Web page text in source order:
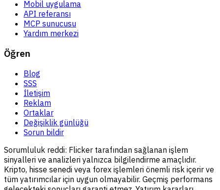
Mobil uygulama
API referansı
MCP sunucusu
Yardım merkezi
Öğren
Blog
SSS
İletişim
Reklam
Ortaklar
Değişiklik günlüğü
Sorun bildir
Sorumluluk reddi: Flicker tarafından sağlanan işlem
sinyalleri ve analizleri yalnızca bilgilendirme amaçlıdır.
Kripto, hisse senedi veya forex işlemleri önemli risk içerir ve
tüm yatırımcılar için uygun olmayabilir. Geçmiş performans